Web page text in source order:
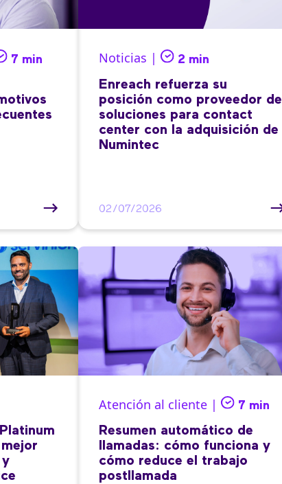
7 min Noticias | 2 min
Enreach refuerza su
posición como proveedor de
soluciones para contact
center con la adquisición de
Numintec
02/07/2026
y
Atención al cliente | 7 min
Resumen automático de
llamadas: cómo funciona y
cómo reduce el trabajo
postllamada